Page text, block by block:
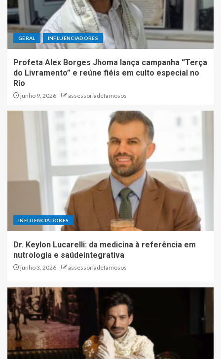
GERAL INFLUENCIADORES
Profeta Alex Borges Jhoma lança campanha “Terça
do Livramento” e reúne fiéis em culto especial no
Rio
junho 9, 2026 assessoriadefamosos
INFLUENCIADORES
Dr. Keylon Lucarelli: da medicina à referência em
nutrologia e saúdeintegrativa
junho 3, 2026 assessoriadefamosos